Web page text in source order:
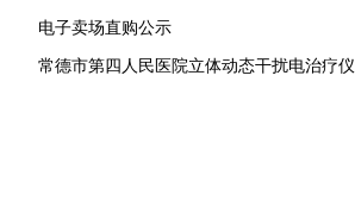
电子卖场直购公示
常德市第四人民医院立体动态干扰电治疗